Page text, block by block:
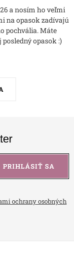
a nosím ho veľmi
na opasok zadívajú
pochvália. Máte
opasok :)
ochrany osobných
PRIHLÁSIŤ SA